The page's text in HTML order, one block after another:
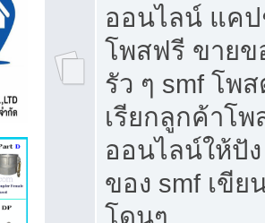
ออนไลน์ แค
โพสฟรี ขายข
รัว ๆ smf โพ
เรียกลูกค้าโ
ออนไลน์ให้ปั
ของ smf เขี
โดนๆ